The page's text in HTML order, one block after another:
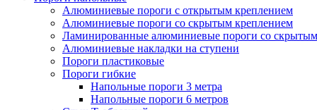
Алюминиевые пороги с открытым креплением
Алюминиевые пороги со скрытым креплением
Ламинированные алюминиевые пороги со
Алюминиевые накладки на ступени
Пороги пластиковые
Пороги гибкие
Напольные пороги 3 метра
Напольные пороги 6 метров